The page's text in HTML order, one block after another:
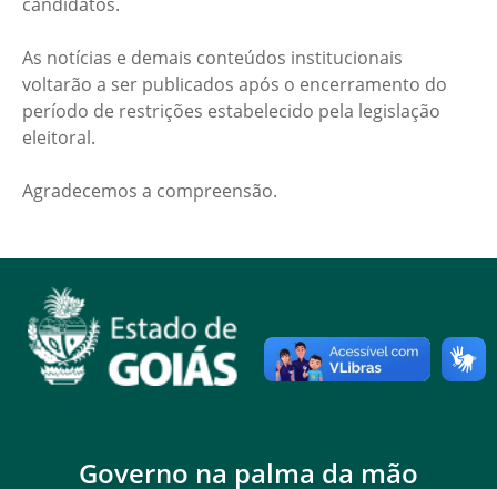
As notícias e demais conteúdos institucionais
voltarão a ser publicados após o encerramento do
período de restrições estabelecido pela legislação
eleitoral.
Agradecemos a compreensão.
Governo na palma da mão